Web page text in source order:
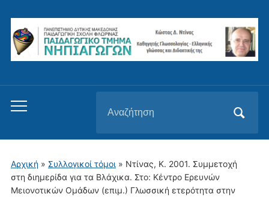
Εναλλαγή
μενού
για
κινητά
για:
Αρχική» Συλλογικοί τόμοι » Ντίνας, Κ. 2001. Συμμετοχή
στη διημερίδα για τα Βλάχικα. Στο: Κέντρο Ερευνών
Μειονοτικών Ομάδων (επιμ.) Γλωσσική ετερότητα στην